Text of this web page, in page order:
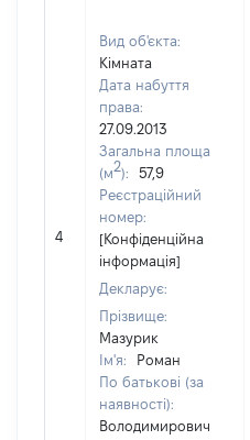
4
Вид об'єкта:
Кімната
Дата набуття
права:
27.09.2013
Загальна площа
(м2):
57,9
Реєстраційний
номер:
[Конфіденційна
інформація]
Декларує:
Прізвище:
Мазурик
Ім'я:
Роман
По батькові (за
наявності):
Володимирович